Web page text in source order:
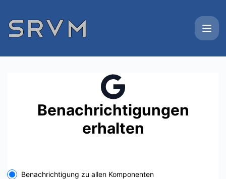
Benachrichtigungen
erhalten
Select the components you want to receive updates for
Benachrichtigung zu allen Komponenten